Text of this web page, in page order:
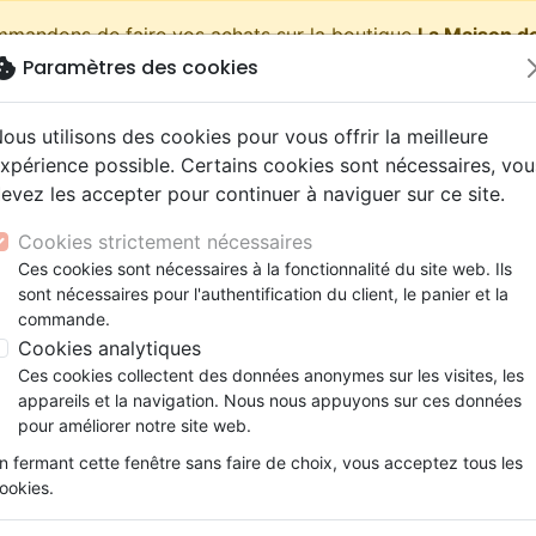
de faire vos achats sur la boutiqueLa Maison
Testaments
Etude biblique
NEG
Darby
Bandes dessinées
Santé
Ethique, société, politique
Couple
Découverte de la foi
Psychologie
Apologétique
ans
Adolescents, jeunes
Latino, Folk
Soul
Rap, Hip-hop
Hardrock, Métal
Pop, Rock
animés
conférences
Films, fiction
Jeux
- Ebook
Jan le hooligan
Ebook
Auteur :Damaris Kofmehl
RéférenceOUR1063-EPUB EAN
Description Détails du produit
Paramètres des cookies
utilisons des cookies pour vous offrir la meilleure
possible. Certains cookies sont nécessaires,
les accepter pour continuer à naviguer sur ce site.
Cookies strictement nécessaires
Ces cookies sont nécessaires à la fonctionnalité du site web. Ils
sont nécessaires pour l'authentification du client, le panier et la
commande.
Cookies analytiques
Ces cookies collectent des données anonymes sur les visites, les
appareils et la navigation. Nous nous appuyons sur ces données
pour améliorer notre site web.
fermant cette fenêtre sans faire de choix, vous acceptez tous les